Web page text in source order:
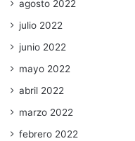
agosto 2022
julio 2022
junio 2022
mayo 2022
abril 2022
marzo 2022
febrero 2022